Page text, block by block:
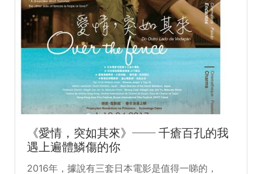
《愛情，突如其來》── 千瘡百孔的我
遇上遍體鱗傷的你
2016年，據說有三套日本電影是值得一睇的，